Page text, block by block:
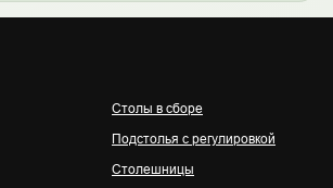
не загрузились. Проверьте API-
домен stolstoya.ru.
Столы в сборе
Подстолья с регулировкой
Столешницы